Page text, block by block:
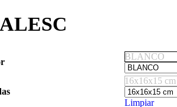
BLANCO
16x16x15 cm
Limpiar